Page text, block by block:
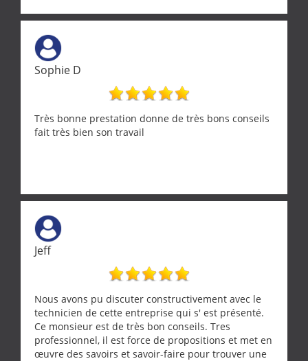
Une équipe sérieuse, réactive et compétente. C'est
vraiment rassurant de pouvoir compter sur des
artisans aussi professionnels. Merci encore !
Sophie D
Très bonne prestation donne de très bons conseils
fait très bien son travail
Jeff
Nous avons pu discuter constructivement avec le
technicien de cette entreprise qui s' est présenté.
Ce monsieur est de très bon conseils. Tres
professionnel, il est force de propositions et met en
œuvre des savoirs et savoir-faire pour trouver une